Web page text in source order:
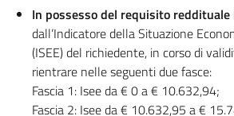
In possesso del requisito reddituale
dall’Indicatore della Situazione
(ISEE) del richiedente, in corso di
rientrare nelle seguenti due fasce:
Fascia 1: Isee da € 0 a € 10.632,94;
Fascia 2: Isee da € 10.632,95 a €